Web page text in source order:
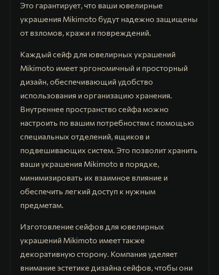
Это гарантирует, что ваши ювелирные
украшения Mikimoto будут надежно защищены
от взломов, кражи и повреждений.
Каждый сейф для ювелирных украшений
Mikimoto имеет эргономичный и просторный
дизайн, обеспечивающий удобство
использования и организацию хранения.
Внутреннее пространство сейфа можно
настроить по вашим потребностям с помощью
специальных отделений, ящиков и
подвешивающих систем. Это позволит хранить
ваши украшения Mikimoto в порядке,
минимизировать их взаимное влияние и
обеспечить легкий доступ к нужным
предметам.
Изготовление сейфов для ювелирных
украшений Mikimoto имеет также
декоративную сторону. Компания уделяет
внимание эстетике дизайна сейфов, чтобы они